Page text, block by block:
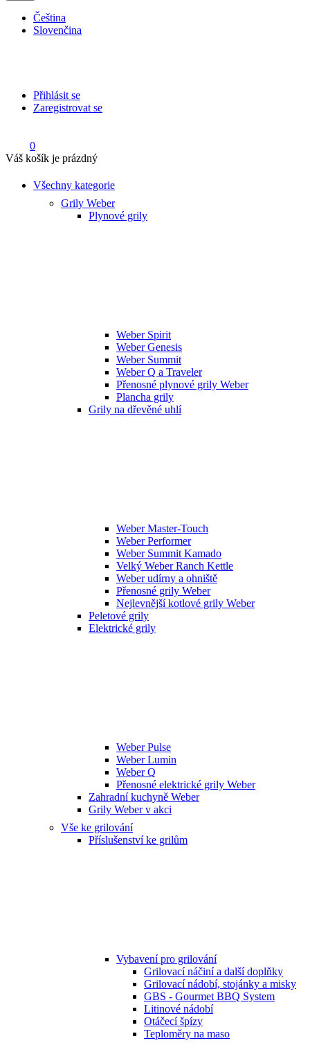
Čeština
Slovenčina
Přihlásit se
Zaregistrovat se
0
Váš košík je prázdný
Všechny kategorie
Grily Weber
Plynové grily
Weber Spirit
Weber Genesis
Weber Summit
Weber Q a Traveler
Přenosné plynové grily Weber
Plancha grily
Grily na dřevěné uhlí
Weber Master-Touch
Weber Performer
Weber Summit Kamado
Velký Weber Ranch Kettle
Weber udírny a ohniště
Přenosné grily Weber
Nejlevnější kotlové grily Weber
Peletové grily
Elektrické grily
Weber Pulse
Weber Lumin
Weber Q
Přenosné elektrické grily Weber
Zahradní kuchyně Weber
Grily Weber v akci
Vše ke grilování
Příslušenství ke grilům
Vybavení pro grilování
Grilovací náčiní a další doplňky
Grilovací nádobí, stojánky a misky
GBS - Gourmet BBQ System
Litinové nádobí
Otáčecí špízy
Teploměry na maso